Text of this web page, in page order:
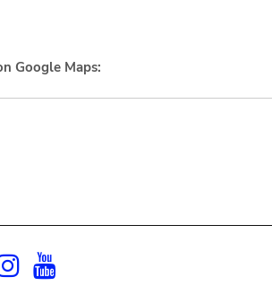
Google Maps:
Instagram